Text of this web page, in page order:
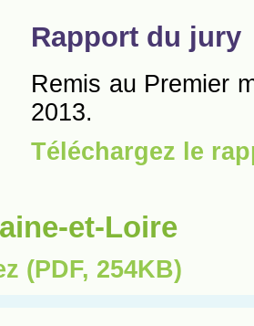
et-Loire
(PDF, 254KB)